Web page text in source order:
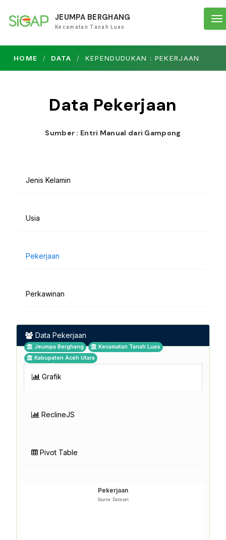
JEUMPA BERGHANG
Kecamatan Tanah Luas
HOME DATA KEPENDUDUKAN : PEKERJAAN
Data Pekerjaan
Sumber : Entri Manual dari Gampong
Jenis Kelamin
Usia
Pekerjaan
Perkawinan
Data Pekerjaan
Jeumpa Berghang
Kecamatan Tanah Luas
Kabupaten Aceh Utara
Grafik
ReclineJS
Pivot Table
Pekerjaan
Source: Dataset